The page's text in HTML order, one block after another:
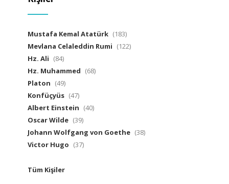
Mustafa Kemal Atatürk (183)
Mevlana Celaleddin Rumi (122)
Hz. Ali (84)
Hz. Muhammed (68)
Platon (49)
Konfüçyüs (47)
Albert Einstein (40)
Oscar Wilde (39)
Johann Wolfgang von Goethe (38)
Victor Hugo (37)
Tüm Kişiler